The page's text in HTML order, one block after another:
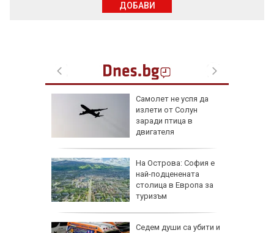
Самолет не успя да
излети от Солун
заради птица в
двигателя
На Острова: София е
най-подценената
столица в Европа за
туризъм
Седем души са убити и
ДОБАВИ